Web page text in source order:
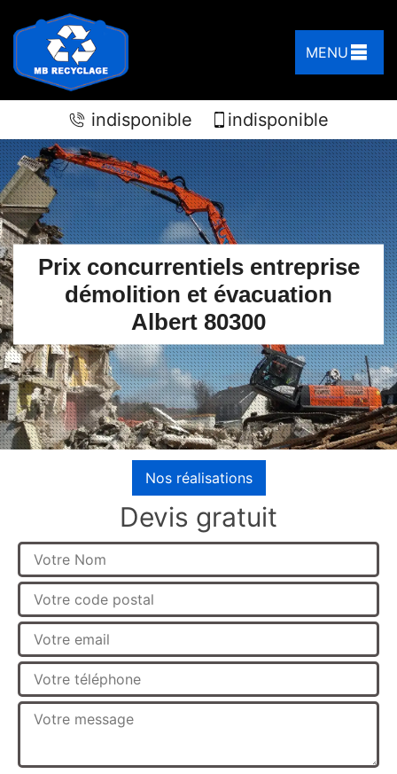
MENU
indisponible indisponible
Prix concurrentiels entreprise
démolition et évacuation
Albert 80300
Nos réalisations
Devis gratuit